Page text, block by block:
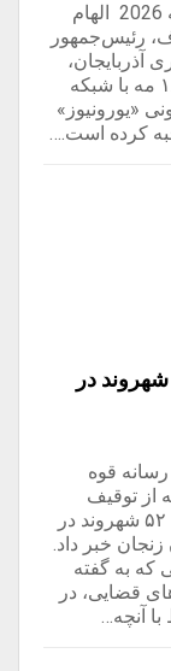
19 مه 2026 الهام
رئیس‌جمهور
آذربایجان،
روز ۱۸ مه با شبکه
«یورونیوز»
کرده است.…
هفت نفر و توقیف اموال ۵۲ شهروند در
قوه
از توقیف
اموال ۵۲ شهروند در
خبر داد.
که به گفته
قضایی، در
آنچه…